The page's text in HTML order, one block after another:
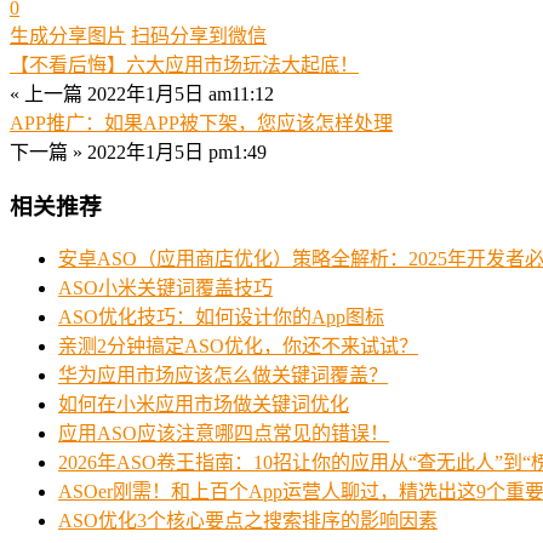
0
生成分享图片 扫码分享到微信
【不看后悔】六大应用市场玩法大起底！
« 上一篇 2022年1月5日 am11:12
APP推广：如果APP被下架，您应该怎样处理
下一篇 » 2022年1月5日 pm1:49
相关推荐
安卓ASO（应用商店优化）策略全解析：2025年开发者
ASO小米关键词覆盖技巧
ASO优化技巧：如何设计你的App图标
亲测2分钟搞定ASO优化，你还不来试试？
华为应用市场应该怎么做关键词覆盖？
如何在小米应用市场做关键词优化
应用ASO应该注意哪四点常见的错误！
2026年ASO卷王指南：10招让你的应用从“查无此人”到“
ASOer刚需！和上百个App运营人聊过，精选出这9个重
ASO优化3个核心要点之搜索排序的影响因素